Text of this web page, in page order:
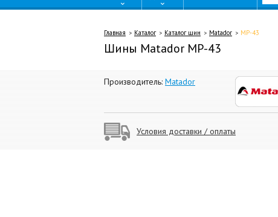
Главная Каталог Каталог шин Matador МР-43
Шины Matador МР-43
Производитель: Matador
Условия доставки / оплаты